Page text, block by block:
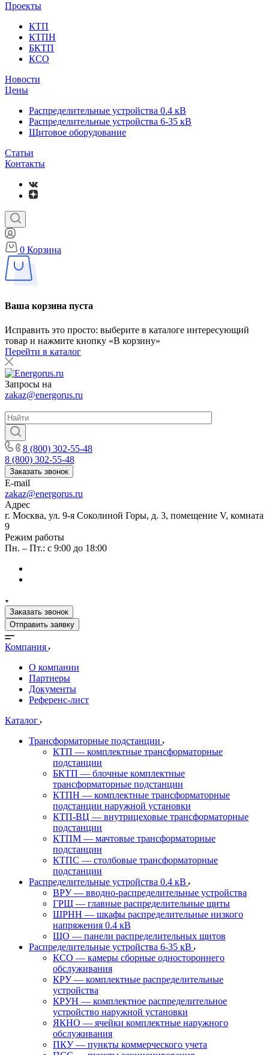
Проекты
КТП
КТПН
БКТП
КСО
Новости
Цены
Распределительные устройства 0.4 кВ
Распределительные устройства 6-35 кВ
Щитовое оборудование
Статьи
Контакты
0 Корзина
Ваша корзина пуста
Исправить это просто: выберите в каталоге интересующий
товар и нажмите кнопку «В корзину»
Перейти в каталог
Запросы на
zakaz@energorus.ru
8 (800) 302-55-48
8 (800) 302-55-48
Заказать звонок
E-mail
zakaz@energorus.ru
Адрес
г. Москва, ул. 9-я Соколиной Горы, д. 3, помещение V, комната
9
Режим работы
Пн. – Пт.: с 9:00 до 18:00
Заказать звонок
Отправить заявку
Компания
О компании
Партнеры
Документы
Референс-лист
Каталог
Трансформаторные подстанции
КТП — комплектные трансформаторные
подстанции
БКТП — блочные комплектные
трансформаторные подстанции
КТПН — комплектные трансформаторные
подстанции наружной установки
КТП-ВЦ — внутрицеховые трансформаторные
подстанции
КТПМ — мачтовые трансформаторные
подстанции
КТПС — столбовые трансформаторные
подстанции
Распределительные устройства 0.4 кВ
ВРУ — вводно-распределительные устройства
ГРЩ — главные распределительные щиты
ШРНН — шкафы распределительные низкого
напряжения 0.4 кВ
ЩО — панели распределительных щитов
Распределительные устройства 6-35 кВ
КСО — камеры сборные одностороннего
обслуживания
КРУ — комплектные распределительные
устройства
КРУН — комплектное распределительное
устройство наружной установки
ЯКНО — ячейки комплектные наружного
обслуживания
ПКУ — пункты коммерческого учета